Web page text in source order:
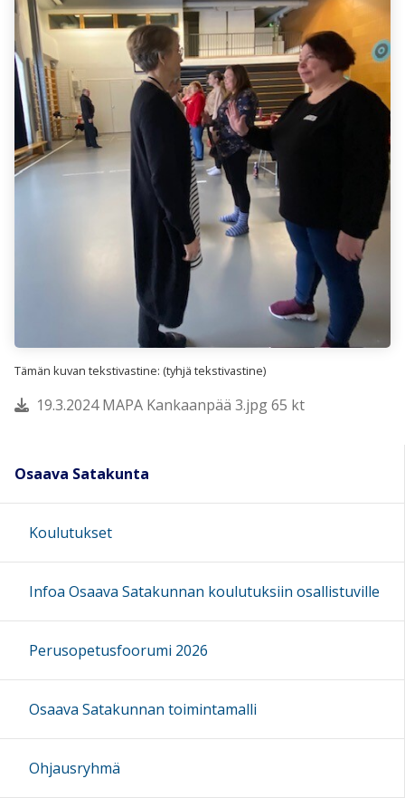
Tämän kuvan tekstivastine: (tyhjä tekstivastine)
19.3.2024 MAPA Kankaanpää 3.jpg 65 kt
Osaava Satakunta
Koulutukset
Infoa Osaava Satakunnan koulutuksiin osallistuville
Perusopetusfoorumi 2026
Osaava Satakunnan toimintamalli
Ohjausryhmä